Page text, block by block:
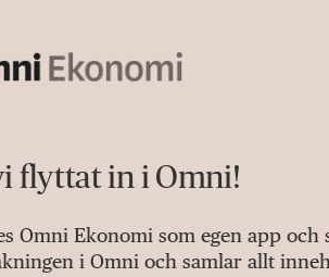
flyttat in i Omni!
Omni Ekonomi som egen app och
i Omni och samlar allt